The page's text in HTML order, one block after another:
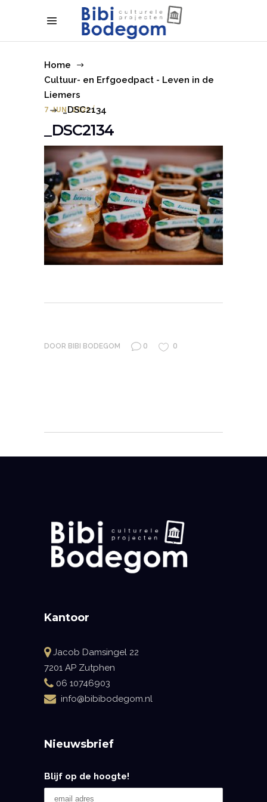
Home
Cultuur- en Erfgoedpact - Leven in de
Liemers
_DSC2134
7 JUNI 2021
_DSC2134
DOOR BIBI BODEGOM 0 0
Kantoor
Jacob Damsingel 22
7201 AP Zutphen
06 10746903
info@bibibodegom.nl
Nieuwsbrief
Blijf op de hoogte!